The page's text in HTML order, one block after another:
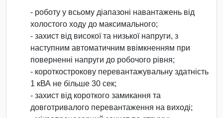
- роботу у всьому діапазоні навантажень від
холостого ходу до максимального;
- захист від високої та низької напруги, з
наступним автоматичним ввімкненням при
поверненні напруги до робочого рівня;
- короткострокову перевантажувальну здатність
1 кВА не більше 30 сек;
- захист від короткого замикання та
довготривалого перевантаження на виході;